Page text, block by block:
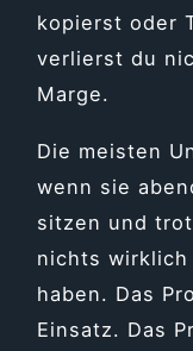
kopierst oder
verlierst du
Marge.
Die meisten
wenn sie
sitzen und
nichts
haben. Das
Einsatz. Das